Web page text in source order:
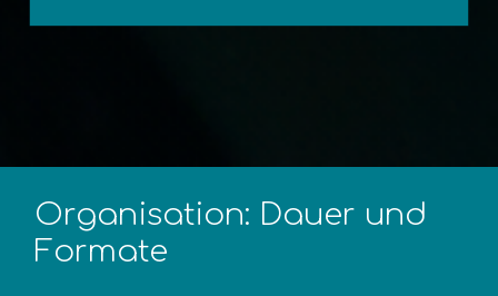
Organisation: Dauer und
Formate